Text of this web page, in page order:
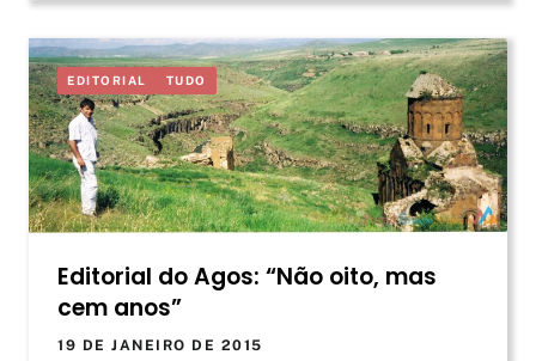
EDITORIAL TUDO
Editorial do Agos: “Não oito, mas
cem anos”
19 DE JANEIRO DE 2015